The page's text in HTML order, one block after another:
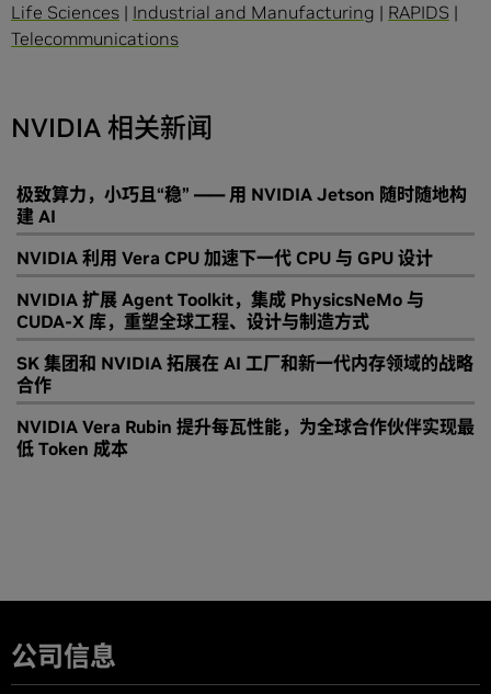
Life Sciences | Industrial and Manufacturing | RAPIDS |
Telecommunications
NVIDIA 相关新闻
极致算力，小巧且“稳” —— 用 NVIDIA Jetson 随时随地构
建 AI
NVIDIA 利用 Vera CPU 加速下一代 CPU 与 GPU 设计
NVIDIA 扩展 Agent Toolkit，集成 PhysicsNeMo 与
CUDA-X 库，重塑全球工程、设计与制造方式
SK 集团和 NVIDIA 拓展在 AI 工厂和新一代内存领域的战略
合作
NVIDIA Vera Rubin 提升每瓦性能，为全球合作伙伴实现最
低 Token 成本
公司信息